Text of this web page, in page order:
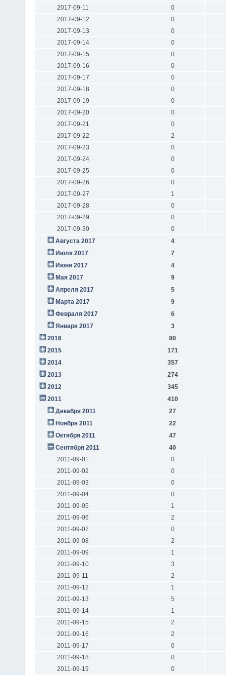
2017-09-11
0
2017-09-12
0
2017-09-13
0
2017-09-14
0
2017-09-15
0
2017-09-16
0
2017-09-17
0
2017-09-18
0
2017-09-19
0
2017-09-20
0
2017-09-21
0
2017-09-22
2
2017-09-23
0
2017-09-24
0
2017-09-25
0
2017-09-26
0
2017-09-27
1
2017-09-28
0
2017-09-29
0
2017-09-30
0
Августа 2017
4
Июля 2017
7
Июня 2017
4
Мая 2017
9
Апреля 2017
5
Марта 2017
9
Февраля 2017
6
Января 2017
3
2016
80
2015
171
2014
357
2013
274
2012
345
2011
410
Декабря 2011
27
Ноября 2011
22
Октября 2011
47
Сентября 2011
40
2011-09-01
0
2011-09-02
0
2011-09-03
0
2011-09-04
0
2011-09-05
1
2011-09-06
2
2011-09-07
0
2011-09-08
2
2011-09-09
1
2011-09-10
3
2011-09-11
2
2011-09-12
1
2011-09-13
5
2011-09-14
1
2011-09-15
2
2011-09-16
2
2011-09-17
0
2011-09-18
0
2011-09-19
0